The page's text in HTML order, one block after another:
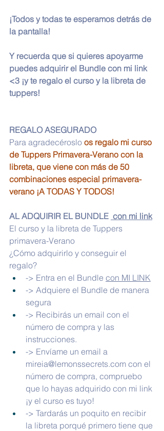
¡Todos y todas te esperamos detrás de
la pantalla!
Y recuerda que si quieres apoyarme
puedes adquirir el Bundle con mi link
<3 ¡y te regalo el curso y la libreta de
tuppers!
REGALO ASEGURADO
Para agradecéroslo os regalo mi curso
de Tuppers Primavera-Verano con la
libreta, que viene con más de 50
combinaciones especial primavera-
verano ¡A TODAS Y TODOS!
AL ADQUIRIR EL BUNDLE con mi link
El curso y la libreta de Tuppers
primavera-Verano
¿Cómo adquirirlo y conseguir el
regalo?
-> Entra en el Bundle con MI LINK
-> Adquiere el Bundle de manera
segura
-> Recibirás un email con el
número de compra y las
instrucciones.
-> Envíame un email a
mireia@lemonssecrets.com con el
número de compra, compruebo
que lo hayas adquirido con mi link
¡y el curso es tuyo!
-> Tardarás un poquito en recibir
la libreta porqué primero tiene que